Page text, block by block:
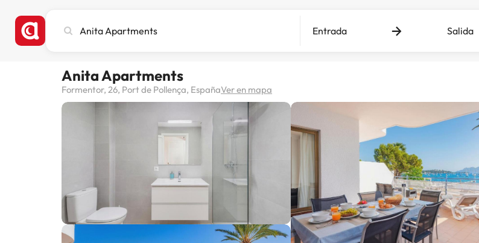
ciudad,
destino
Entrada Salida
Anita Apartments
Formentor, 26, Port de Pollença, EspañaVer en mapa